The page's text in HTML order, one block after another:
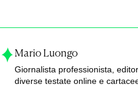
Mario Luongo
Giornalista professionista,
diverse testate online e